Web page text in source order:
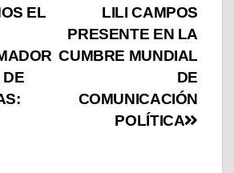
LILI CAMPOS
PRESENTE EN LA
CUMBRE MUNDIAL
DE
COMUNICACIÓN
POLÍTICA
EL
DE